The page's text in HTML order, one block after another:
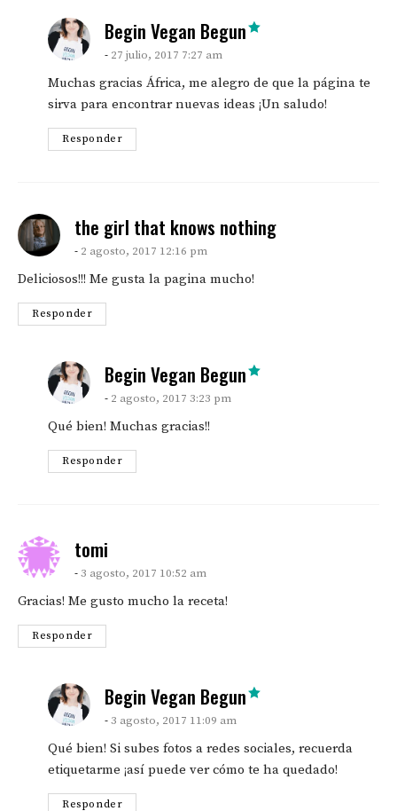
Begin Vegan Begun says:
27 julio, 2017 7:27 am
Muchas gracias África, me alegro de que la página te
sirva para encontrar nuevas ideas ¡Un saludo!
Responder
the girl that knows nothingsays:
2 agosto, 2017 12:16 pm
Deliciosos!!! Me gusta la pagina mucho!
Responder
Begin Vegan Begun says:
2 agosto, 2017 3:23 pm
Qué bien! Muchas gracias!!
Responder
tomi
3 agosto, 2017 10:52 am
Gracias! Me gusto mucho la receta!
Responder
Begin Vegan Begun says:
3 agosto, 2017 11:09 am
Qué bien! Si subes fotos a redes sociales, recuerda
etiquetarme ¡así puede ver cómo te ha quedado!
Responder